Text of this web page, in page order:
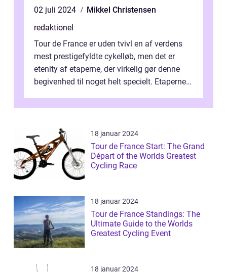
02 juli 2024
Mikkel Christensen
redaktionel
Tour de France er uden tvivl en af verdens
mest prestigefyldte cykelløb, men det er
etenity af etaperne, der virkelig gør denne
begivenhed til noget helt specielt. Etaperne i
18 januar 2024
Tour de France Start: The Grand
Départ of the Worlds Greatest
Cycling Race
18 januar 2024
Tour de France Standings: The
Ultimate Guide to the Worlds
Greatest Cycling Event
18 januar 2024